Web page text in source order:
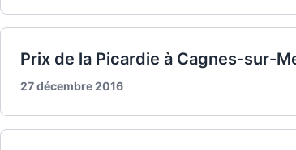
Prix de la Picardie à Cagnes-sur-
27 décembre 2016